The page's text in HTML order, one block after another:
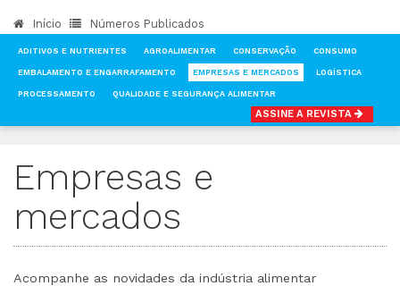
Início Números Publicados
ADITIVOS E NUTRIENTES AGROALIMENTAR CONSERVAÇÃO CONSUMO
EMBALAMENTO E ENGARRAFAMENTO EMPRESAS E MERCADOS LOGÍSTICA
PROCESSAMENTO QUALIDADE E SEGURANÇA ALIMENTAR
ASSINE A REVISTA
Empresas e
mercados
Acompanhe as novidades da indústria alimentar